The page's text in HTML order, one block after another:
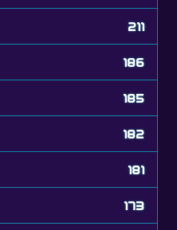
211
186
185
182
181
173